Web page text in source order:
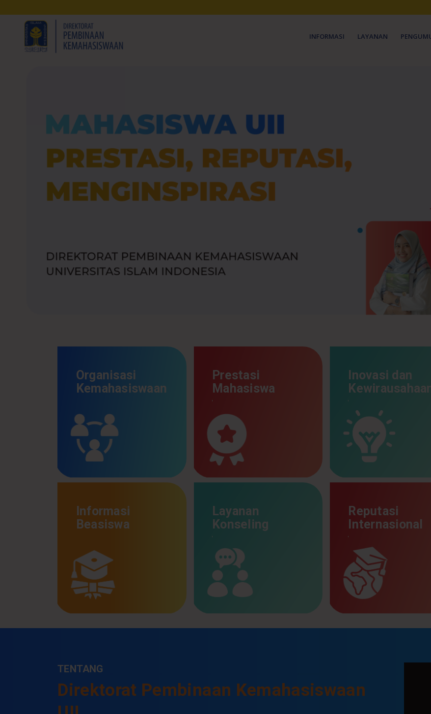
INFORMASI LAYANAN
Organisasi
Kemahasiswaan
Prestasi
Mahasiswa
Inovasi dan
Informasi
Beasiswa
Layanan
Konseling
Reputasi
Internasional
TENTANG
Direktorat Pembinaan Kemahasiswaan